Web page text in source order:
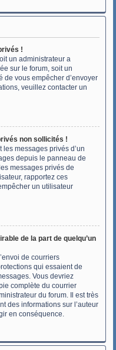
!
un administrateur a
sur le forum, soit un
de vous empêcher d’envoyer
veuillez contacter un
non sollicités !
messages privés d’un
depuis le panneau de
messages privés de
rapportez ces
un utilisateur
de la part de quelqu’un
de courriers
qui essaient de
Vous devriez
complète du courrier
du forum. Il est très
des informations sur l’auteur
en conséquence.